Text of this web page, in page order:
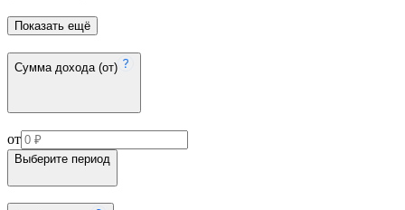
Показать ещё
Сумма дохода (от)
от
Выберите период